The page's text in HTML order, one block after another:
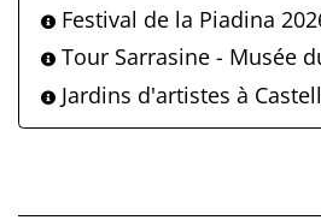
Festival de la Piadina
Tour Sarrasine - Musée
Jardins d'artistes à